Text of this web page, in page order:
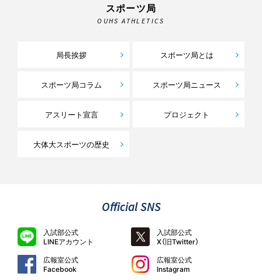
スポーツ局
OUHS ATHLETICS
局長挨拶 スポーツ局とは
スポーツ局コラム スポーツ局ニュース
アスリート宣言 プロジェクト
大体大スポーツの歴史
Official SNS
入試部公式
LINEアカウント
入試部公式
X（旧Twitter）
広報室公式
Facebook
広報室公式
Instagram